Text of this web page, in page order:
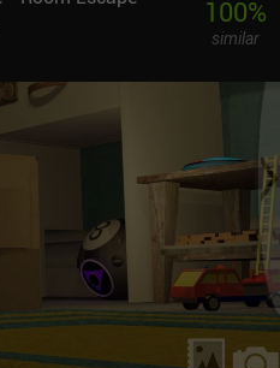
100%
similar